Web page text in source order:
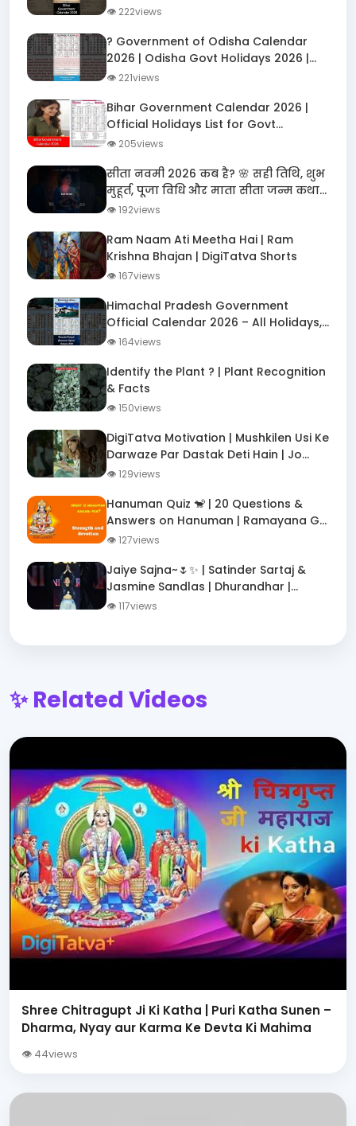
Shorts
👁 222views
? Government of Odisha Calendar
2026 | Odisha Govt Holidays 2026 |
ओडिशा सरकारी अवकाश 2026
👁 221views
Bihar Government Calendar 2026 |
Official Holidays List for Govt
Employees ?️
👁 205views
सीता नवमी 2026 कब है? 🌸 सही तिथि, शुभ
मुहूर्त, पूजा विधि और माता सीता जन्म कथा |
Janaki Navami
👁 192views
Ram Naam Ati Meetha Hai | Ram
Krishna Bhajan | DigiTatva Shorts
👁 167views
Himachal Pradesh Government
Official Calendar 2026 – All Holidays,
Festivals & Important Dates!
👁 164views
Identify the Plant ? | Plant Recognition
& Facts
👁 150views
DigiTatva Motivation | Mushkilen Usi Ke
Darwaze Par Dastak Deti Hain | Jo
Girkar Bhi Uthte Hain
👁 129views
Hanuman Quiz 🐒 | 20 Questions &
Answers on Hanuman | Ramayana GK
Quiz
👁 127views
Jaiye Sajna~🌷✨ | Satinder Sartaj &
Jasmine Sandlas | Dhurandhar |
#dhurandhar #song #lyrics #music
👁 117views
✨ Related Videos
Shree Chitragupt Ji Ki Katha | Puri Katha Sunen –
Dharma, Nyay aur Karma Ke Devta Ki Mahima
👁 44views